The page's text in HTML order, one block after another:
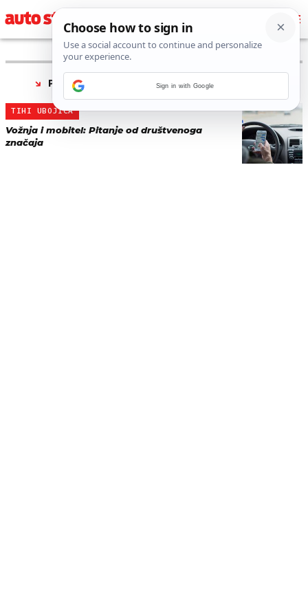
PRONAĐENO 1 REZULTATA ZA TAG “
TIHI UBOJICA
Vožnja i mobitel: Pitanje od društvenoga
značaja
Sign in with Google